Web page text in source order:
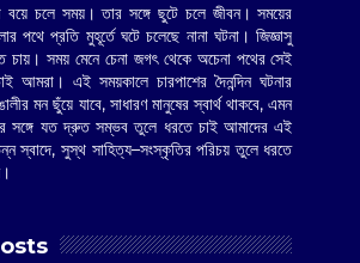
চলে সময়। তার সঙ্গে ছুটে চলে জীবন। সময়ের
পথে প্রতি মুহূর্তে ঘটে চলেছে নানা ঘটনা। জিজ্ঞাসু
সময় মেনে চেনা জগৎ থেকে অচেনা পথের সেই
আমরা। এই সময়কালে চারপাশের দৈনন্দিন ঘটনার
মন ছুঁয়ে যাবে, সাধারণ মানুষের স্বার্থ থাকবে, এমন
সঙ্গে যত দ্রুত সম্ভব তুলে ধরতে চাই আমাদের এই
স্বাদে, সুস্থ সাহিত্য–সংস্কৃতির পরিচয় তুলে ধরতে